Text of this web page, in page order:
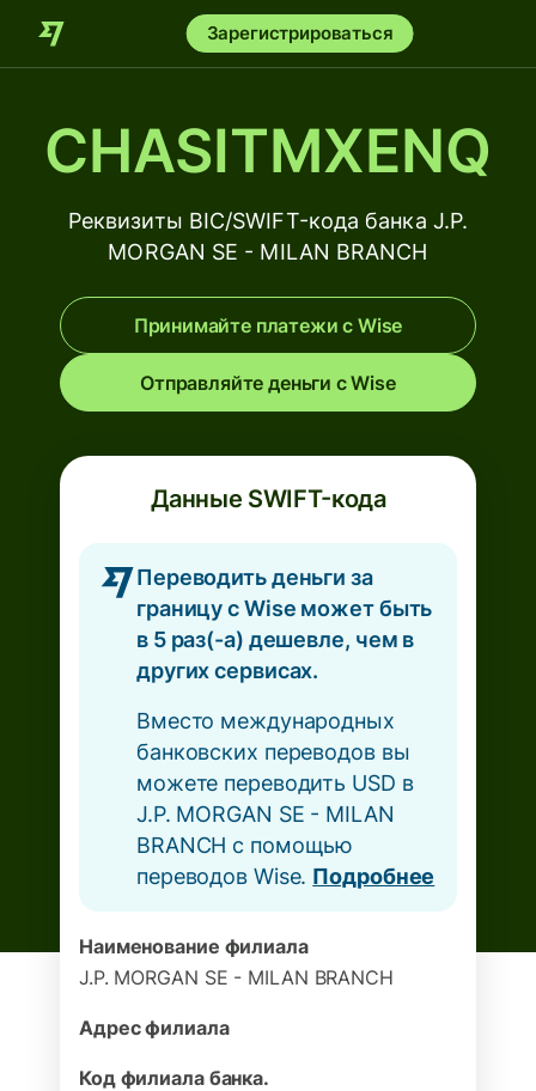
Зарегистрироваться
CHASITMXENQ
Реквизиты BIC/SWIFT-кода банка J.P.
MORGAN SE - MILAN BRANCH
Принимайте платежи с Wise
Отправляйте деньги с Wise
Данные SWIFT-кода
Переводить деньги за
границу с Wise может быть
в 5 раз(-а) дешевле, чем в
других сервисах.
Вместо международных
банковских переводов вы
можете переводить USD в
J.P. MORGAN SE - MILAN
BRANCH с помощью
переводов Wise. Подробнее
Наименование филиала
J.P. MORGAN SE - MILAN BRANCH
Адрес филиала
Код филиала банка.